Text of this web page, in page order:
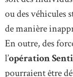
ou des véhicules
de manière
En outre, des
l’opération
pourraient être